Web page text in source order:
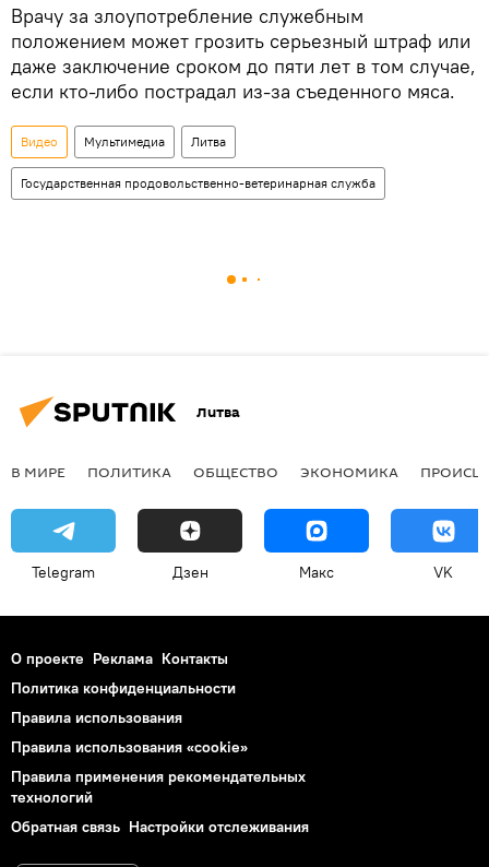
Врачу за злоупотребление служебным
положением может грозить серьезный штраф или
даже заключение сроком до пяти лет в том случае,
если кто-либо пострадал из-за съеденного мяса.
Видео Мультимедиа Литва
Государственная продовольственно-ветеринарная служба
Литва
В МИРЕ ПОЛИТИКА ОБЩЕСТВО ЭКОНОМИКА
Telegram Дзен Макс VK
О проекте Реклама Контакты
Политика конфиденциальности
Правила использования
Правила использования «cookie»
Правила применения рекомендательных
технологий
Обратная связь Настройки отслеживания